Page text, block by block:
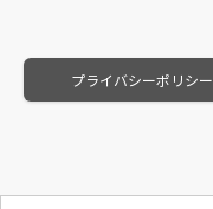
プライバシーポリシー